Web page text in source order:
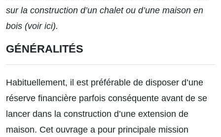
sur la construction d’un chalet ou d’une maison en
bois (voir ici).
GÉNÉRALITÉS
Habituellement, il est préférable de disposer d’une
réserve financière parfois conséquente avant de se
lancer dans la construction d’une extension de
maison. Cet ouvrage a pour principale mission